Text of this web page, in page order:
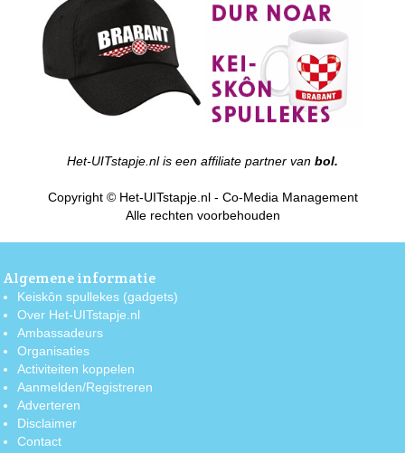
Het-UITstapje.nl is een affiliate partner van bol.
Copyright © Het-UITstapje.nl - Co-Media Management
Alle rechten voorbehouden
Algemene informatie
Keiskôn spullekes (gadgets)
Over Het-UITstapje.nl
Ambassadeurs
Organisaties
Activiteiten koppelen
Aanmelden/Registreren
Adverteren
Disclaimer
Contact